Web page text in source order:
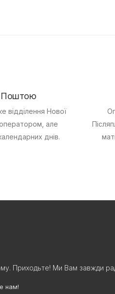
Поштою
відділення Нової
оператором, але
днів.
Приходьте! Ми Вам завжди
нам!